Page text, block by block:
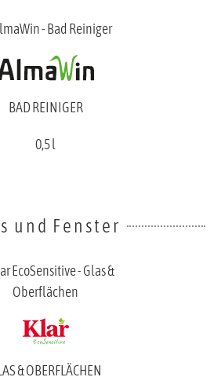
BAD REINIGER
0,5 l
und Fenster
& OBERFLÄCHEN